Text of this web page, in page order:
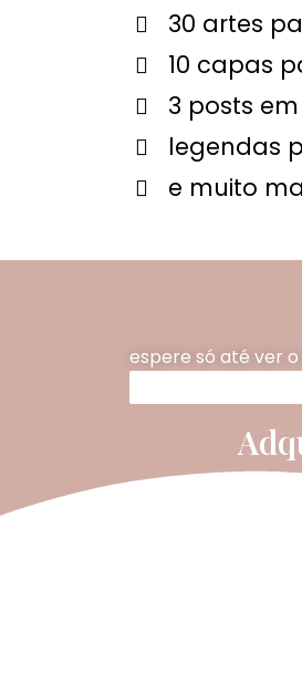
30 artes
10 capas
3 posts
legendas
e muito
espere só até ver